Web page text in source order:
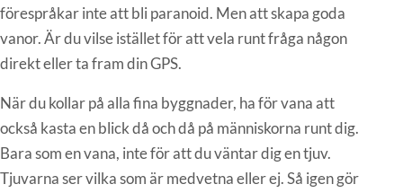
förespråkar inte att bli paranoid. Men att skapa goda
vanor. Är du vilse istället för att vela runt fråga någon
direkt eller ta fram din GPS.
När du kollar på alla fina byggnader, ha för vana att
också kasta en blick då och då på människorna runt dig.
Bara som en vana, inte för att du väntar dig en tjuv.
Tjuvarna ser vilka som är medvetna eller ej. Så igen gör